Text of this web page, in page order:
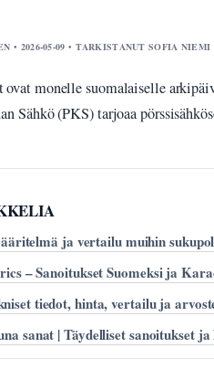
• 2026-05-09 • TARKISTANUT SOFIA NIEMI
monelle suomalaiselle
Sähkö (PKS) tarjoaa
ja vertailu muihin
– Sanoitukset Suomeksi ja
tiedot, hinta, vertailu ja
sanat | Täydelliset sanoitukset